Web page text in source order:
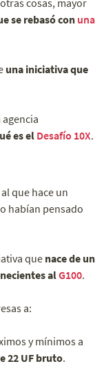
se rebasó con una
una iniciativa que
es el Desafío 10X.
que hace un
habían pensado
que nace de un
alG100.
a:
y mínimos a
22 UF bruto.